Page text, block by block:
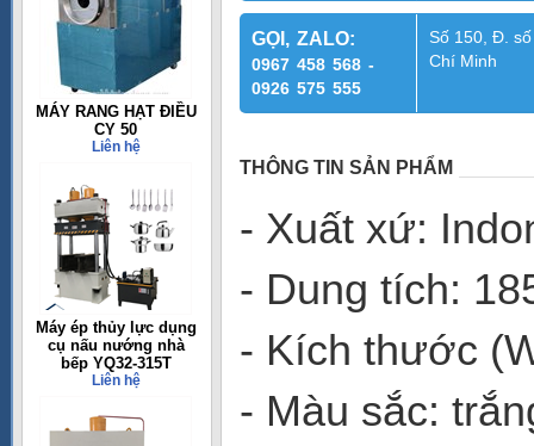
MÁY RANG HẠT ĐIỀU
CY 50
Liên hệ
Máy ép thủy lực dụng
cụ nấu nướng nhà
bếp YQ32-315T
Liên hệ
GỌI, ZALO:
0967 458 568 -
0926 575 555
Số 150, Đ.
Chí Minh
THÔNG TIN SẢN PHẨM
- Xuất xứ:
- Dung tích:
- Kích thước
- Màu sắc: